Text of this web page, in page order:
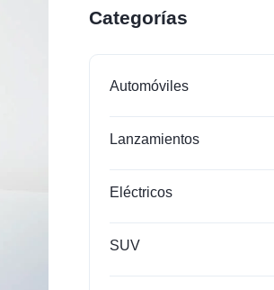
Categorías
Automóviles
Lanzamientos
Eléctricos
SUV